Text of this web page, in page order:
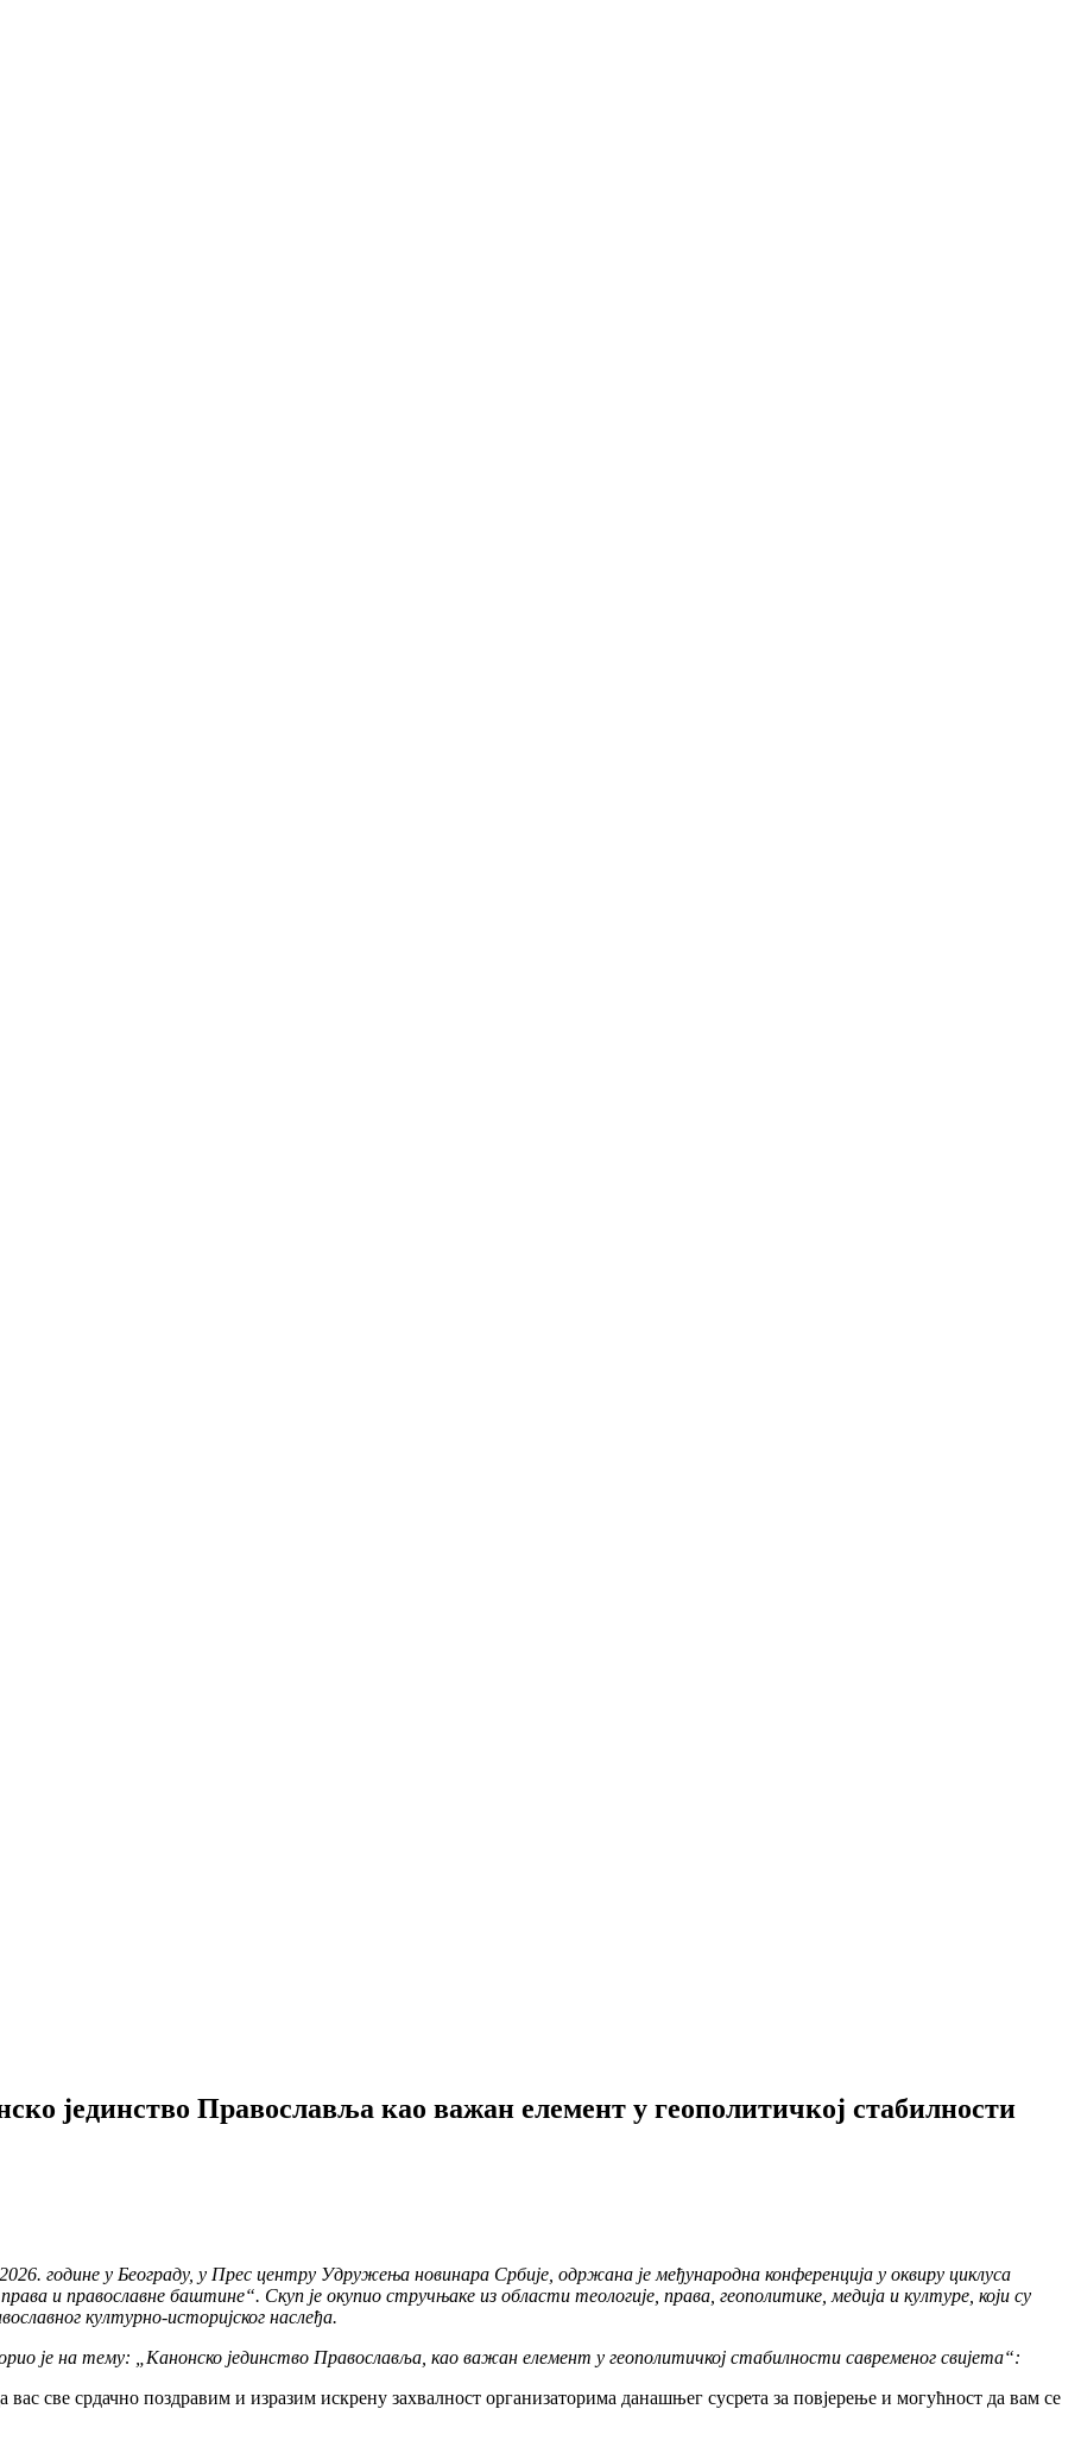
јединство Православља као важан елемент у геополитичкој стабилности
године у Београду, у Прес центру Удружења новинара Србије, одржана је међународна конференција у оквиру циклуса
и православне баштине“. Скуп је окупио стручњаке из области теологије, права, геополитике, медија и културе, који су
културно-историјског наслеђа.
је на тему: „Канонско јединство Православља, као важан елемент у геополитичкој стабилности савременог свијета“:
све срдачно поздравим и изразим искрену захвалност организаторима данашњег сусрета за повјерење и могућност да вам се